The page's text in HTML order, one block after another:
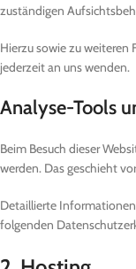
zuständigen
Hierzu sowie zu weiteren
jederzeit an uns wenden.
Analyse-Tools
Beim Besuch dieser
werden. Das geschieht
Detaillierte
folgenden